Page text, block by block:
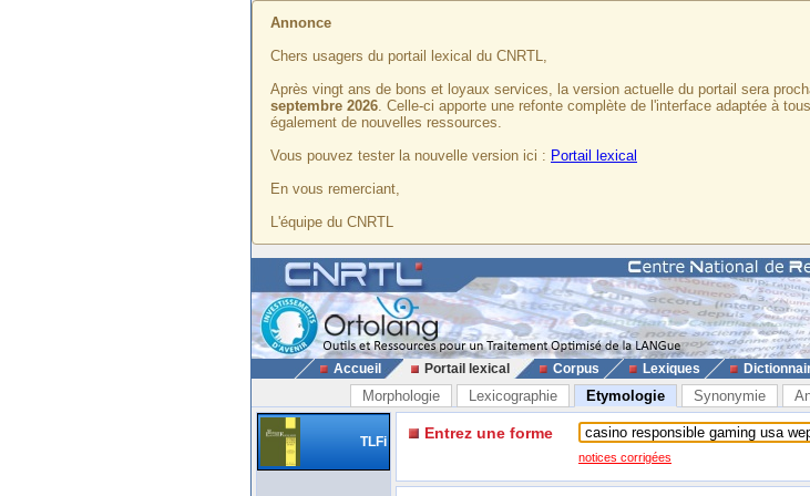
Annonce
Chers usagers du portail lexical du CNRTL,
Après vingt ans de bons et loyaux services, la version actuelle du portail sera
septembre 2026. Celle-ci apporte une refonte complète de l'interface adaptée à
également de nouvelles ressources.
Vous pouvez tester la nouvelle version ici : Portail lexical
En vous remerciant,
L'équipe du CNRTL
Accueil Portail lexical Corpus Lexiques
Morphologie Lexicographie Etymologie Synonymie
TLFi Entrez une forme
notices corrigées